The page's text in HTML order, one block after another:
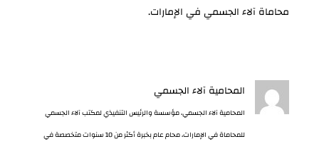
محاماة آلاء الجسمي في الإمارات.
المحامية آلاء الجسمي
المحامية آلاء الجسمي، مؤسسة والرئيس التنفيذي لمكتب آلاء الجسمي
للمحاماة في الإمارات، محام عام بخبرة أكثر من 10 سنوات متخصصة في